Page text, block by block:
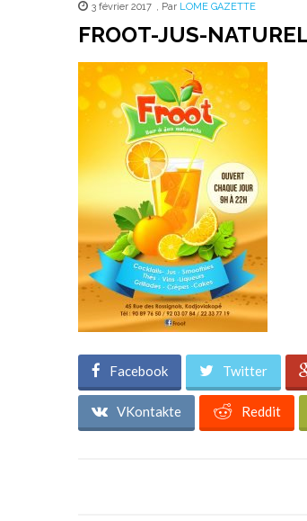
3 février 2017 , Par LOME GAZETTE
FROOT-JUS-
Facebook Twitter
VKontakte Reddit